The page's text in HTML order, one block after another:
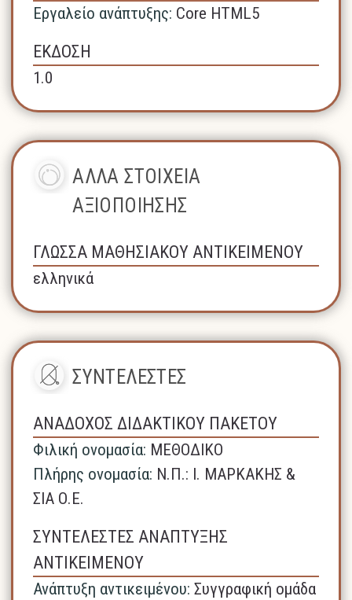
Εργαλείο ανάπτυξης: Core HTML5
ΕΚΔΟΣΗ
1.0
ΑΛΛΑ ΣΤΟΙΧΕΙΑ
ΑΞΙΟΠΟΙΗΣΗΣ
ΓΛΩΣΣΑ ΜΑΘΗΣΙΑΚΟΥ ΑΝΤΙΚΕΙΜΕΝΟΥ
ελληνικά
ΣΥΝΤΕΛΕΣΤΕΣ
ΑΝΑΔΟΧΟΣ ΔΙΔΑΚΤΙΚΟΥ ΠΑΚΕΤΟΥ
Φιλική ονομασία: ΜΕΘΟΔΙΚΟ
Πλήρης ονομασία: N.Π.: Ι. ΜΑΡΚΑΚΗΣ &
ΣΙΑ Ο.Ε.
ΣΥΝΤΕΛΕΣΤΕΣ ΑΝΑΠΤΥΞΗΣ
ΑΝΤΙΚΕΙΜΕΝΟΥ
Ανάπτυξη αντικειμένου: Συγγραφική ομάδα